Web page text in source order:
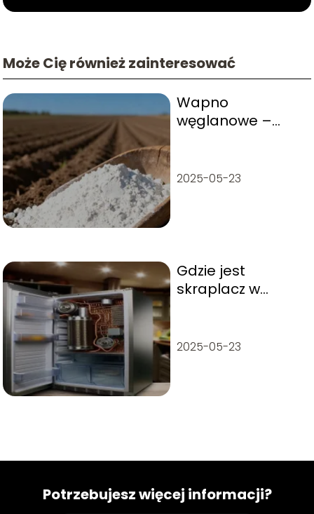
Może Cię również zainteresować
Wapno
węglanowe –
informacje
2025-05-23
Gdzie jest
skraplacz w
2025-05-23
Potrzebujesz więcej informacji?